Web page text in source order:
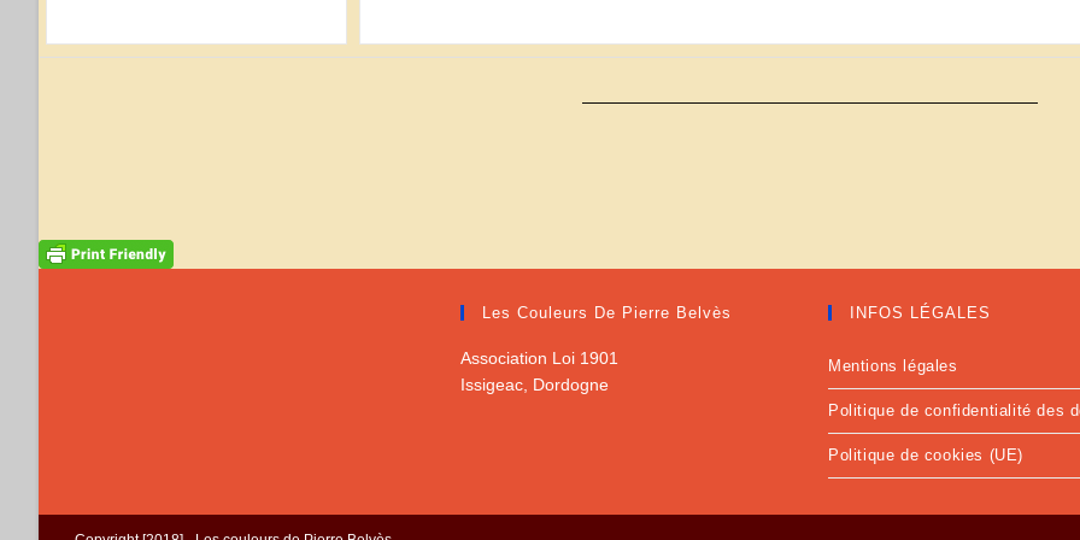
———————————————————————————
Les Couleurs De Pierre Belvès
Association Loi 1901
Issigeac, Dordogne
INFOS LÉGALES
Mentions légales
Politique de confidentialité des
Politique de cookies (UE)